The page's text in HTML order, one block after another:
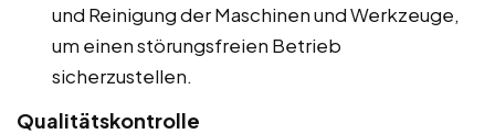
und Reinigung der Maschinen und Werkzeuge,
um einen störungsfreien Betrieb
sicherzustellen.
Qualitätskontrolle